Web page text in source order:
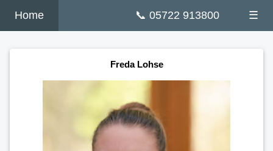
☰
📞 05722 913800
Home
Freda Lohse